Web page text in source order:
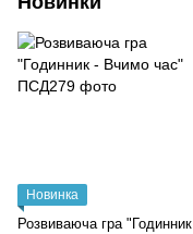
Новинка
Розвиваюча гра "Годинник